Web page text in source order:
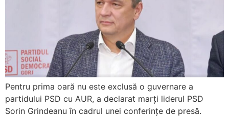
Pentru prima oară nu este exclusă o guvernare a
partidului PSD cu AUR, a declarat marți liderul PSD
Sorin Grindeanu în cadrul unei conferințe de presă.